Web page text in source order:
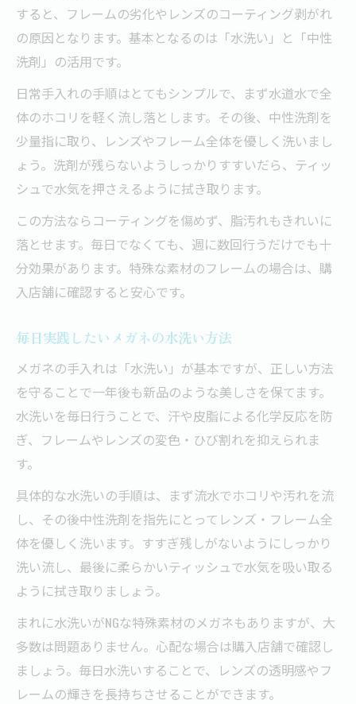
すると、フレームの劣化やレンズのコーティング剥がれ
の原因となります。基本となるのは「水洗い」と「中性
洗剤」の活用です。
日常手入れの手順はとてもシンプルで、まず水道水で全
体のホコリを軽く流し落とします。その後、中性洗剤を
少量指に取り、レンズやフレーム全体を優しく洗いまし
ょう。洗剤が残らないようしっかりすすいだら、ティッ
シュで水気を押さえるように拭き取ります。
この方法ならコーティングを傷めず、脂汚れもきれいに
落とせます。毎日でなくても、週に数回行うだけでも十
分効果があります。特殊な素材のフレームの場合は、購
入店舗に確認すると安心です。
毎日実践したいメガネの水洗い方法
メガネの手入れは「水洗い」が基本ですが、正しい方法
を守ることで一年後も新品のような美しさを保てます。
水洗いを毎日行うことで、汗や皮脂による化学反応を防
ぎ、フレームやレンズの変色・ひび割れを抑えられま
す。
具体的な水洗いの手順は、まず流水でホコリや汚れを流
し、その後中性洗剤を指先にとってレンズ・フレーム全
体を優しく洗います。すすぎ残しがないようにしっかり
洗い流し、最後に柔らかいティッシュで水気を吸い取る
ように拭き取りましょう。
まれに水洗いがNGな特殊素材のメガネもありますが、大
多数は問題ありません。心配な場合は購入店舗で確認し
ましょう。毎日水洗いすることで、レンズの透明感やフ
レームの輝きを長持ちさせることができます。